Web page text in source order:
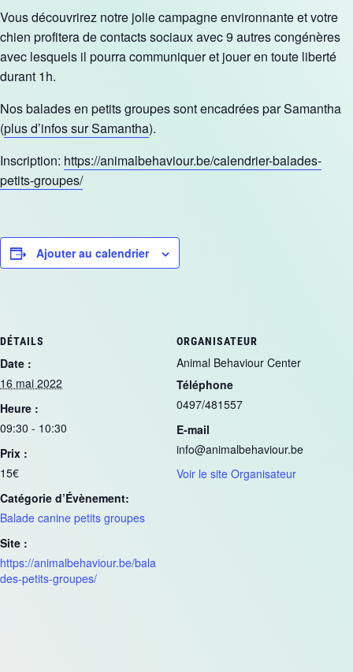
Vous découvrirez notre jolie campagne environnante et votre
chien profitera de contacts sociaux avec 9 autres congénères
avec lesquels il pourra communiquer et jouer en toute liberté
durant 1h.
Nos balades en petits groupes sont encadrées par Samantha
(plus d’infos sur Samantha).
Inscription: https://animalbehaviour.be/calendrier-balades-
petits-groupes/
Ajouter au calendrier
DÉTAILS
Date :
16 mai 2022
Heure :
09:30 - 10:30
Prix :
15€
Catégorie d’Évènement:
Balade canine petits groupes
Site :
https://animalbehaviour.be/bala
des-petits-groupes/
ORGANISATEUR
Animal Behaviour Center
Téléphone
0497/481557
E-mail
info@animalbehaviour.be
Voir le site Organisateur